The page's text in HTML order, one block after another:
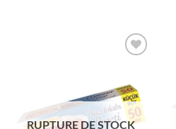
de
souhaits
RUPTURE DE STOCK